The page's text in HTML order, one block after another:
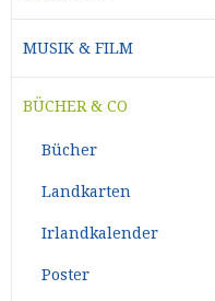
MUSIK & FILM
BÜCHER & CO
Bücher
Landkarten
Irlandkalender
Poster